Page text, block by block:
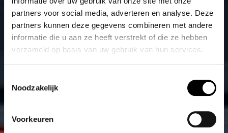
partners voor social media, adverteren en analyse. Deze
partners kunnen deze gegevens combineren met andere
informatie die u aan ze heeft verstrekt of die ze hebben
verzameld op basis van uw gebruik van hun services.
Noodzakelijk
Voorkeuren